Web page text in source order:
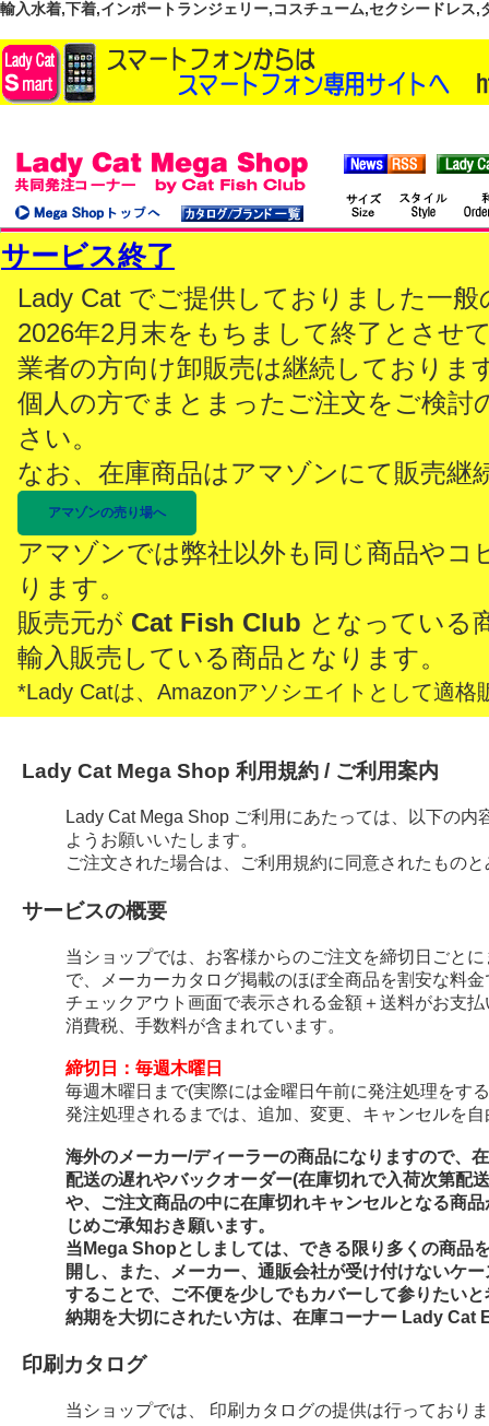
輸入水着,下着,インポートランジェリー,コスチューム,セクシードレス
サービス終了
Lady Cat でご提供しておりました一
2026年2月末をもちまして終了とさせ
業者の方向け卸販売は継続しておりま
個人の方でまとまったご注文をご検討
さい。
なお、在庫商品はアマゾンにて販売継
アマゾンの売り場へ
アマゾンでは弊社以外も同じ商品やコ
ります。
販売元が Cat Fish Club となっている
輸入販売している商品となります。
*Lady Catは、Amazonアソシエイトとして適格
Lady Cat Mega Shop 利用規約 / ご利用案内
Lady Cat Mega Shop ご利用にあたっては、以下の
ようお願いいたします。
ご注文された場合は、ご利用規約に同意されたもの
サービスの概要
当ショップでは、お客様からのご注文を締切日ごと
で、メーカーカタログ掲載のほぼ全商品を割安な料
チェックアウト画面で表示される金額＋送料がお支
消費税、手数料が含まれています。
締切日：毎週木曜日
毎週木曜日まで(実際には金曜日午前に発注処理をす
発注処理されるまでは、追加、変更、キャンセルを
海外のメーカー/ディーラーの商品になりますので、
配送の遅れやバックオーダー(在庫切れで入荷次第配
や、ご注文商品の中に在庫切れキャンセルとなる商
じめご承知おき願います。
当Mega Shopとしましては、できる限り多くの商品
開し、また、メーカー、通販会社が受け付けないケ
することで、ご不便を少しでもカバーして参りたい
納期を大切にされたい方は、在庫コーナー Lady Cat
印刷カタログ
当ショップでは、 印刷カタログの提供は行っており